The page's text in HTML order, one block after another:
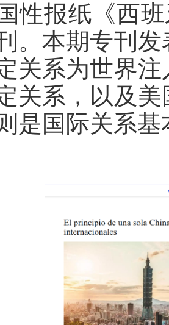
性报纸《西
。本期专刊
关系为世界
关系，以及
是国际关系